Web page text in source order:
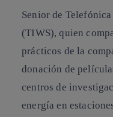
Senior de
(TIWS), quien
prácticos de la
donación de
centros de
energía en